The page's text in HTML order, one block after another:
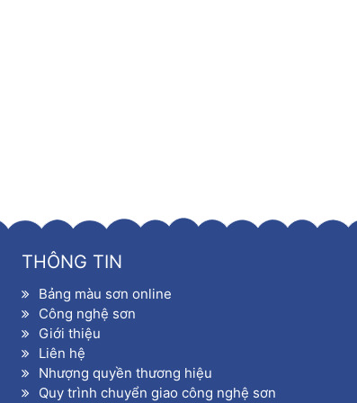
THÔNG TIN
Bảng màu sơn online
Công nghệ sơn
Giới thiệu
Liên hệ
Nhượng quyền thương hiệu
Quy trình chuyển giao công nghệ sơn